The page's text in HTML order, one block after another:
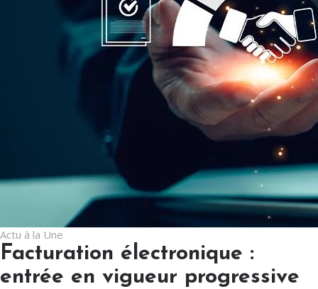
Actu à la Une
Facturation électronique :
entrée en vigueur progressive